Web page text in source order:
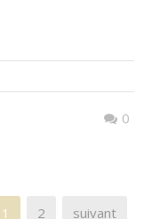
0
1 2 suivant